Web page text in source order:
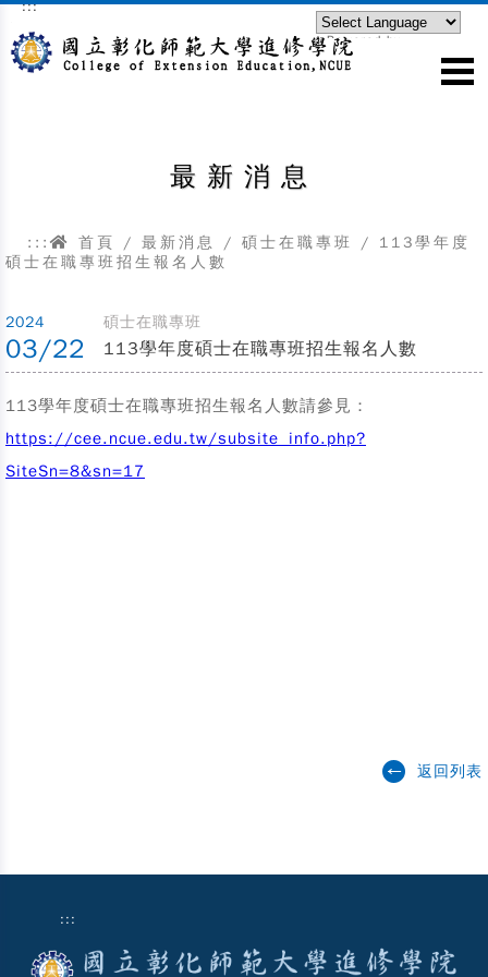
跳到主要內容區塊
:::
Powered by
最新消息
::: 首頁 / 最新消息 / 碩士在職專班 / 113學年度
碩士在職專班招生報名人數
2024
03/22
碩士在職專班
113學年度碩士在職專班招生報名人數
113學年度碩士在職專班招生報名人數請參見：
https://cee.ncue.edu.tw/subsite_info.php?
SiteSn=8&sn=17
返回列表
:::